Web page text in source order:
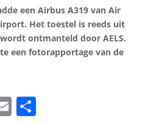
een Airbus A319 van Air
Het toestel is reeds uit
ontmanteld door AELS.
een fotorapportage van de
E D